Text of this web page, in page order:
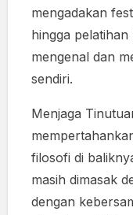
mengadakan
hingga
mengenal dan
sendiri.
Menjaga
filosofi di
masih dimasak
dengan